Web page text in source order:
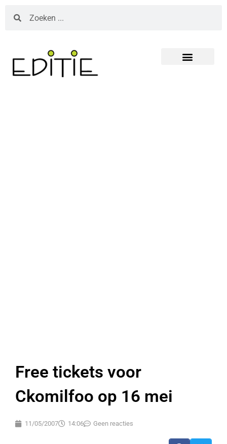
Free tickets voor
Ckomilfoo op 16 mei
11/05/2007 14:06 Geen reacties